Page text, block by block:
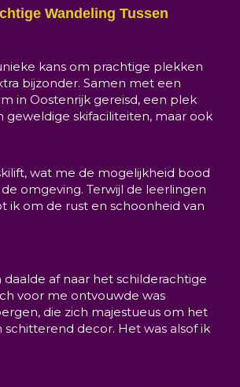
Wandeling Tussen
kans om prachtige plekken
bijzonder. Samen met een
in Oostenrijk gereisd, een plek
skifaciliteiten, maar ook
wat me de mogelijkheid bood
omgeving. Terwijl de leerlingen
ik om de rust en schoonheid van
af naar het schilderachtige
voor me ontvouwde was
die zich majestueus om het
decor. Het was alsof ik